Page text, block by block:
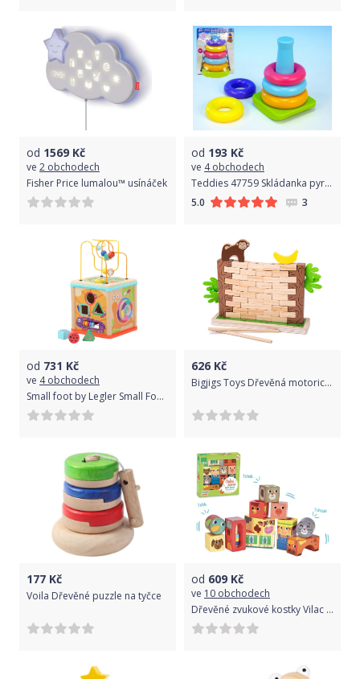
od 1569 Kč
ve 2 obchodech
Fisher Price lumalou™ usínáček
od 193 Kč
ve 4 obchodech
Teddies 47759 Skládanka pyramida s kroužky plast 5ks v krabici 6m+
5.0
3
od 731 Kč
ve 4 obchodech
Small foot by Legler Small Foot Dřevěná motorická kostka Garden
626 Kč
Bigjigs Toys Dřevěná motorická hra Řítící se džungle
177 Kč
Voila Dřevěné puzzle na tyčce
od 609 Kč
ve 10 obchodech
Dřevěné zvukové kostky Vilac Farma